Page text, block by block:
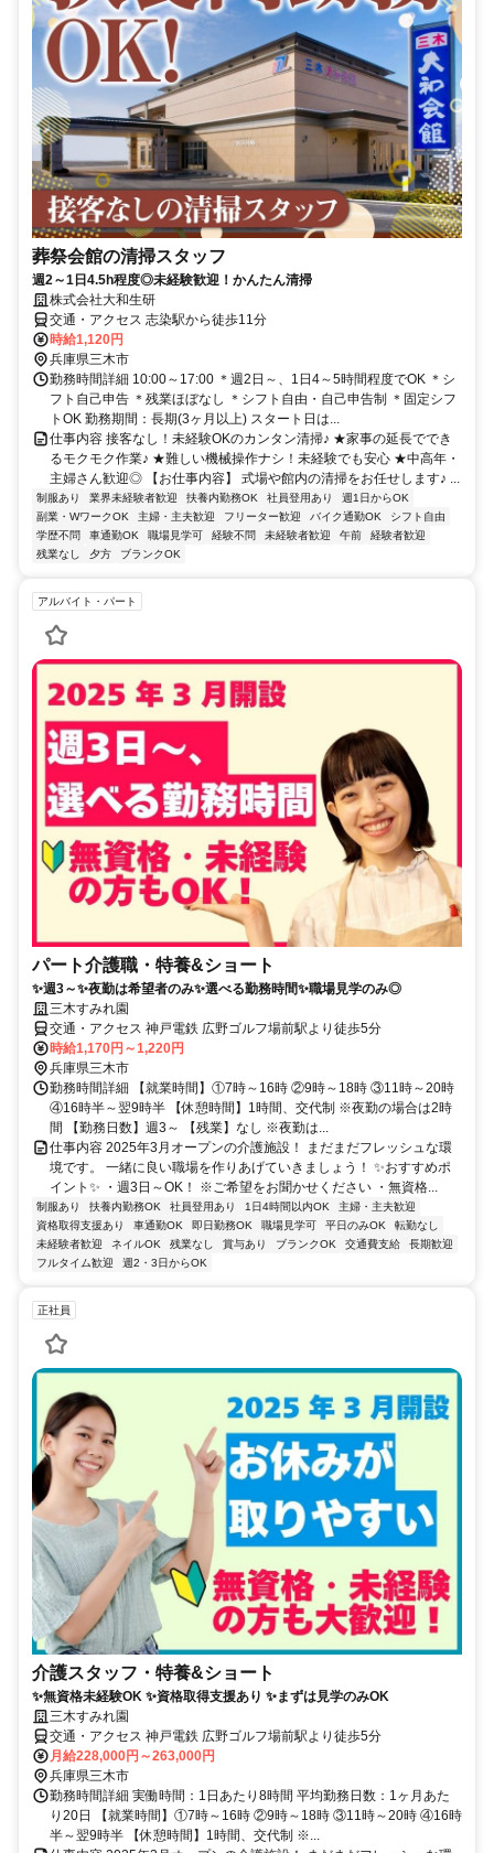
葬祭会館の清掃スタッフ
週2～1日4.5h程度◎未経験歓迎！かんたん清掃
株式会社大和生研
交通・アクセス 志染駅から徒歩11分
時給1,120円
兵庫県三木市
勤務時間詳細 10:00～17:00 ＊週2日～、1日4～5時間程度でOK ＊シ
フト自己申告 ＊残業ほぼなし ＊シフト自由・自己申告制 ＊固定シフ
トOK 勤務期間：長期(3ヶ月以上) スタート日は...
仕事内容 接客なし！未経験OKのカンタン清掃♪ ★家事の延長ででき
るモクモク作業♪ ★難しい機械操作ナシ！未経験でも安心 ★中高年・
主婦さん歓迎◎ 【お仕事内容】 式場や館内の清掃をお任せします♪ ...
制服あり 業界未経験者歓迎 扶養内勤務OK 社員登用あり
週1日からOK
副業・WワークOK
主婦・主夫歓迎 フリーター歓迎 バイク通勤OK
シフト自由
学歴不問
車通勤OK 職場見学可 経験不問 未経験者歓迎 午前
経験者歓迎
残業なし
夕方 ブランクOK
アルバイト・パート
パート介護職・特養&ショート
✨週3～✨夜勤は希望者のみ✨選べる勤務時間✨職場見学のみ◎
三木すみれ園
交通・アクセス 神戸電鉄 広野ゴルフ場前駅より徒歩5分
時給1,170円～1,220円
兵庫県三木市
勤務時間詳細 【就業時間】①7時～16時 ②9時～18時 ③11時～20時
④16時半～翌9時半 【休憩時間】1時間、交代制 ※夜勤の場合は2時
間 【勤務日数】週3～ 【残業】なし ※夜勤は...
仕事内容 2025年3月オープンの介護施設！ まだまだフレッシュな環
境です。 一緒に良い職場を作りあげていきましょう！ ✨おすすめポ
イント✨ ・週3日～OK！ ※ご希望をお聞かせください ・無資格...
制服あり 扶養内勤務OK 社員登用あり 1日4時間以内OK
主婦・主夫歓迎
資格取得支援あり
車通勤OK 即日勤務OK 職場見学可 平日のみOK
転勤なし
未経験者歓迎
ネイルOK 残業なし 賞与あり ブランクOK 交通費支給
長期歓迎
フルタイム歓迎
週2・3日からOK
正社員
介護スタッフ・特養&ショート
✨無資格未経験OK ✨資格取得支援あり ✨まずは見学のみOK
三木すみれ園
交通・アクセス 神戸電鉄 広野ゴルフ場前駅より徒歩5分
月給228,000円～263,000円
兵庫県三木市
勤務時間詳細 実働時間：1日あたり8時間 平均勤務日数：1ヶ月あた
り20日 【就業時間】①7時～16時 ②9時～18時 ③11時～20時 ④16時
半～翌9時半 【休憩時間】1時間、交代制 ※...